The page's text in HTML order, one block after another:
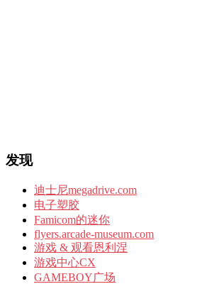
发现
迪士尼megadrive.com
电子塑胶
Famicom的迷你
flyers.arcade-museum.com
游戏 & 观看恩利涅
游戏中心CX
GAMEBOY广场